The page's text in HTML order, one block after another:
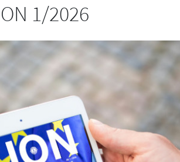
1/2026